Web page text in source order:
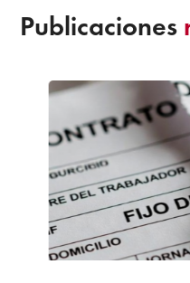
Publicaciones